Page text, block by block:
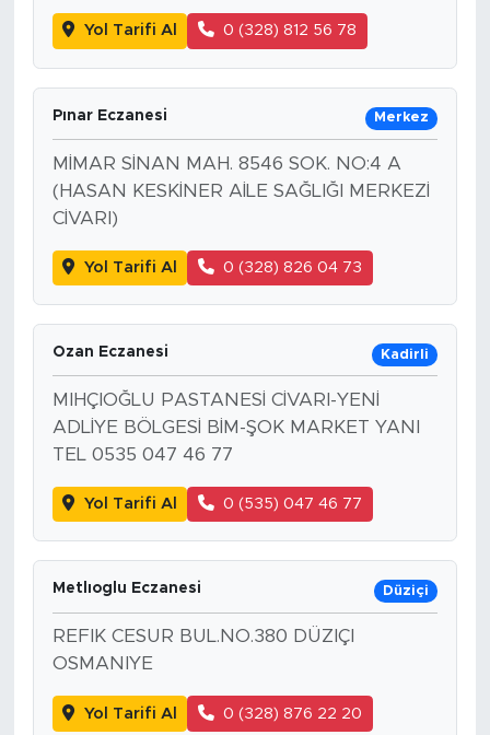
Yol Tarifi Al 0 (328) 812 56 78
Pınar Eczanesi Merkez
MİMAR SİNAN MAH. 8546 SOK. NO:4 A
(HASAN KESKİNER AİLE SAĞLIĞI MERKEZİ
CİVARI)
Yol Tarifi Al 0 (328) 826 04 73
Ozan Eczanesi Kadirli
MIHÇIOĞLU PASTANESİ CİVARI-YENİ
ADLİYE BÖLGESİ BİM-ŞOK MARKET YANI
TEL 0535 047 46 77
Yol Tarifi Al 0 (535) 047 46 77
Metlıoglu Eczanesi Düziçi
REFIK CESUR BUL.NO.380 DÜZIÇI
OSMANIYE
Yol Tarifi Al 0 (328) 876 22 20